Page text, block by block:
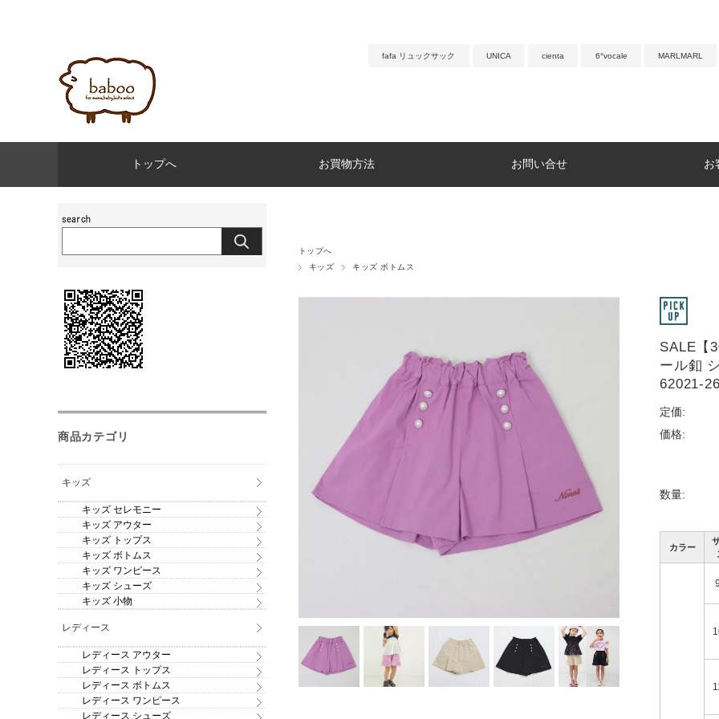
fafa リュックサック UNICA cienta 6°vocale MARLMARL
トップへ お買物方法 お問い合せ お
トップへ
キッズ
キッズ ボトムス
SALE【
ール釦
62021-
定価:
価格:
数量:
カラー
商品カテゴリ
キッズ
キッズ セレモニー
キッズ アウター
キッズ トップス
キッズ ボトムス
キッズ ワンピース
キッズ シューズ
キッズ 小物
レディース
レディース アウター
レディース トップス
レディース ボトムス
レディース ワンピース
レディース シューズ